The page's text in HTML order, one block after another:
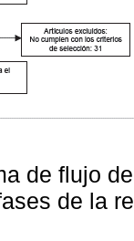
de flujo
de la